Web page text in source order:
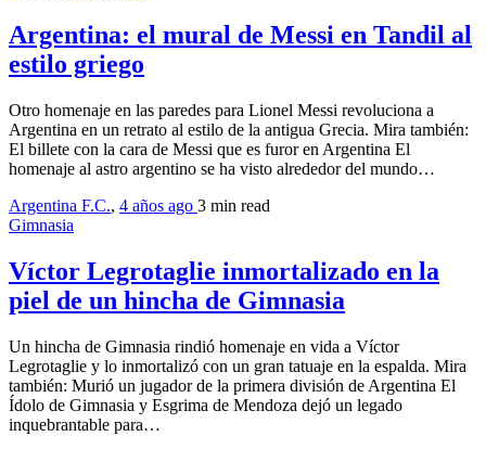
Argentina: el mural de Messi en Tandil al
estilo griego
Otro homenaje en las paredes para Lionel Messi revoluciona a
Argentina en un retrato al estilo de la antigua Grecia. Mira también:
El billete con la cara de Messi que es furor en Argentina El
homenaje al astro argentino se ha visto alrededor del mundo…
Argentina F.C., 4 años ago 3 min read
Gimnasia
Víctor Legrotaglie inmortalizado en la
piel de un hincha de Gimnasia
Un hincha de Gimnasia rindió homenaje en vida a Víctor
Legrotaglie y lo inmortalizó con un gran tatuaje en la espalda. Mira
también: Murió un jugador de la primera división de Argentina El
Ídolo de Gimnasia y Esgrima de Mendoza dejó un legado
inquebrantable para…